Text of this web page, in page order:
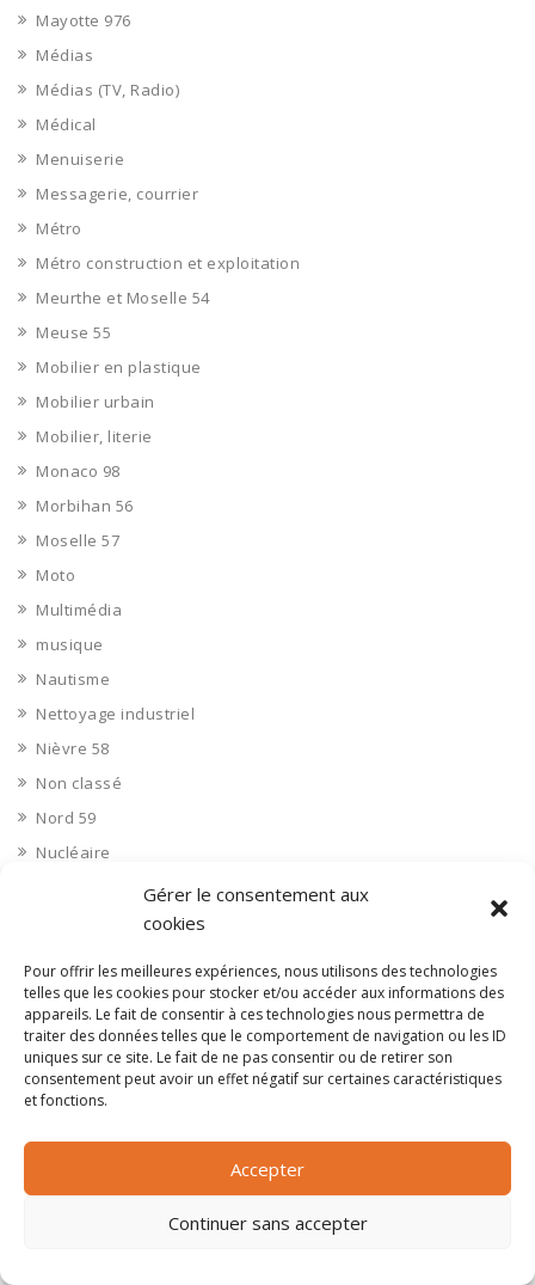
Gérer le consentement aux
cookies
Pour offrir les meilleures expériences, nous utilisons des technologies
telles que les cookies pour stocker et/ou accéder aux informations des
appareils. Le fait de consentir à ces technologies nous permettra de
traiter des données telles que le comportement de navigation ou les ID
uniques sur ce site. Le fait de ne pas consentir ou de retirer son
consentement peut avoir un effet négatif sur certaines caractéristiques
et fonctions.
Accepter
Continuer sans accepter
Mayotte 976
Médias
Médias (TV, Radio)
Médical
Menuiserie
Messagerie, courrier
Métro
Métro construction et exploitation
Meurthe et Moselle 54
Meuse 55
Mobilier en plastique
Mobilier urbain
Mobilier, literie
Monaco 98
Morbihan 56
Moselle 57
Moto
Multimédia
musique
Nautisme
Nettoyage industriel
Nièvre 58
Non classé
Nord 59
Nucléaire
Objets connectés
Objets en plastique
Opérateur télécom
Opérateurs télécom
Optique
Ordinateurs
Paramédical, compléments alimentaires